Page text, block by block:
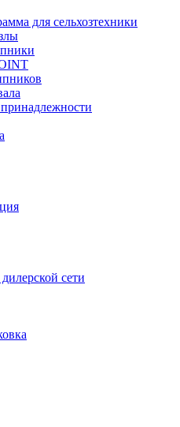
для сельхозтехники
сети